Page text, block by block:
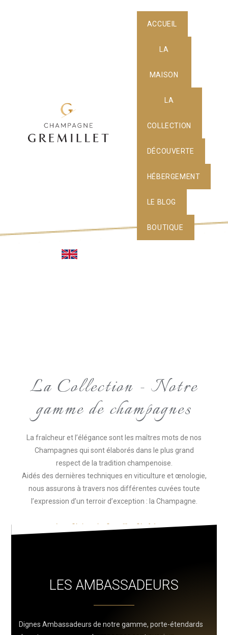
ACCUEIL
LA
MAISON
LA
COLLECTION
DÉCOUVERTE
HÉBERGEMENT
LE BLOG
BOUTIQUE
La Collection - Notre
gamme de champagnes
La fraîcheur et l’élégance sont les maîtres mots de nos
Champagnes qui sont élaborés dans le plus grand
respect de la tradition champenoise.
Aidés des dernières techniques en viticulture et œnologie,
nous assurons à travers nos différentes cuvées toute
l’expression d’un terroir d’exception : la Champagne.
Jean-Christophe Gremillet, Chef de cave
LES AMBASSADEURS
Dignes Ambassadeurs de notre gamme, porte-étendards